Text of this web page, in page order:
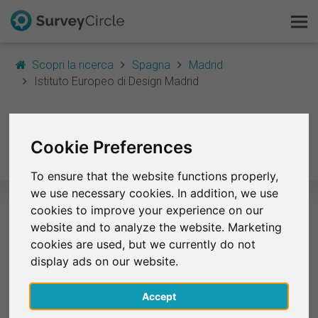
Cookie Preferences
To ensure that the website functions properly,
we use necessary cookies. In addition, we use
cookies to improve your experience on our
website and to analyze the website. Marketing
cookies are used, but we currently do not
display ads on our website.
Accept
Scopri la ricerca Spagna
Madrid
Istituto Europeo di Design Madrid
Design Madrid
Studi selezionati – Istituto Europeo
di Design Madrid
Attualmente non ci sono studi di questa università
elencati su SurveyCircle.
FAQ
Registrati gratis
Accedi
English